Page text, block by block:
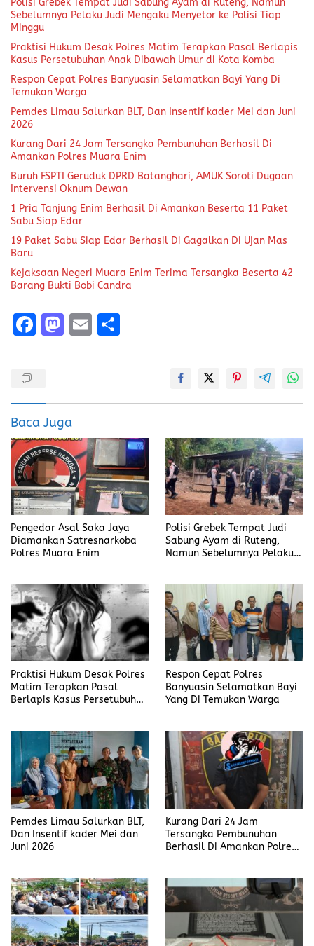
Sebelumnya Pelaku Judi Mengaku Menyetor ke Polisi Tiap
Minggu
Praktisi Hukum Desak Polres Matim Terapkan Pasal Berlapis
Kasus Persetubuhan Anak Dibawah Umur di Kota Komba
Respon Cepat Polres Banyuasin Selamatkan Bayi Yang Di
Temukan Warga
Pemdes Limau Salurkan BLT, Dan Insentif kader Mei dan Juni
2026
Kurang Dari 24 Jam Tersangka Pembunuhan Berhasil Di
Amankan Polres Muara Enim
Buruh FSPTI Geruduk DPRD Batanghari, AMUK Soroti Dugaan
Intervensi Oknum Dewan
1 Pria Tanjung Enim Berhasil Di Amankan Beserta 11 Paket
Sabu Siap Edar
19 Paket Sabu Siap Edar Berhasil Di Gagalkan Di Ujan Mas
Baru
Kejaksaan Negeri Muara Enim Terima Tersangka Beserta 42
Barang Bukti Bobi Candra
F
o
o
k
M
d
o
n
E
Baca Juga
Pengedar Asal Saka Jaya
Diamankan Satresnarkoba
Polres Muara Enim
Polisi Grebek Tempat Judi
Sabung Ayam di Ruteng,
Namun Sebelumnya Pelaku
Praktisi Hukum Desak Polres
Matim Terapkan Pasal
Berlapis Kasus Persetubuhan
Respon Cepat Polres
Banyuasin Selamatkan Bayi
Yang Di Temukan Warga
Pemdes Limau Salurkan BLT,
Dan Insentif kader Mei dan
Juni 2026
Kurang Dari 24 Jam
Tersangka Pembunuhan
Berhasil Di Amankan Polres